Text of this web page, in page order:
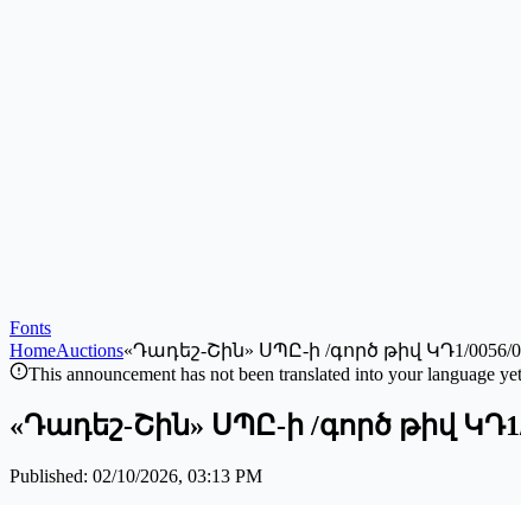
Fonts
HomeAuctions«Դադեշ-Շին» ՍՊԸ-ի /գործ թիվ ԿԴ1/
This announcement has not been translated into your language
«Դադեշ-Շին» ՍՊԸ-ի /գործ թիվ
Published: 02/10/2026, 03:13 PM